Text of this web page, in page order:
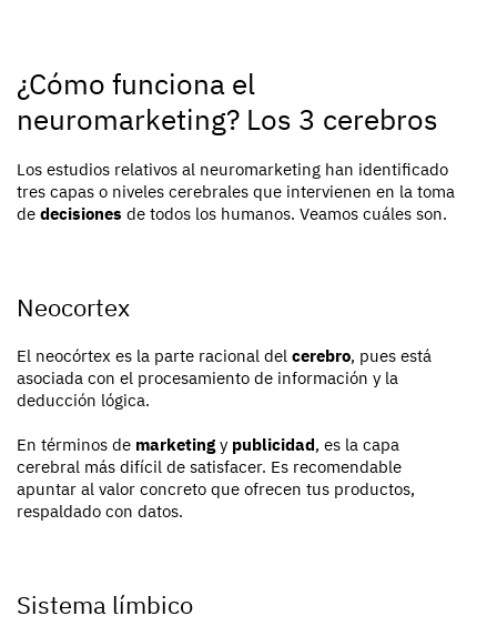
¿Cómo funciona el
neuromarketing? Los 3 cerebros
Los estudios relativos al neuromarketing han identificado
tres capas o niveles cerebrales que intervienen en la toma
de decisiones de todos los humanos. Veamos cuáles son.
Neocortex
El neocórtex es la parte racional del cerebro, pues está
asociada con el procesamiento de información y la
deducción lógica.
En términos de marketingy publicidad, es la capa
cerebral más difícil de satisfacer. Es recomendable
apuntar al valor concreto que ofrecen tus productos,
respaldado con datos.
Sistema límbico